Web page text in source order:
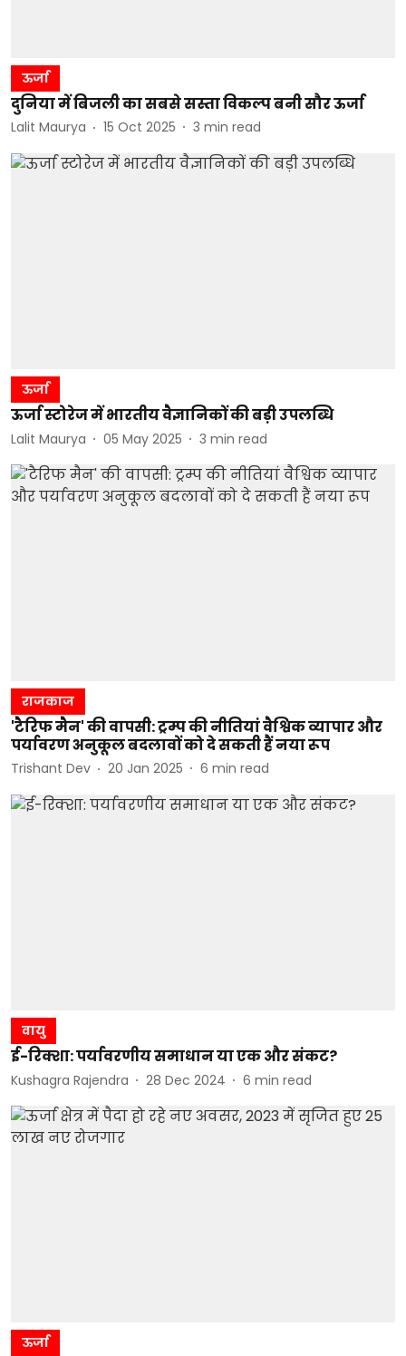
ऊर्जा
दुनिया में बिजली का सबसे सस्ता विकल्प बनी सौर ऊर्जा
Lalit Maurya 15 Oct 2025 3 min read
ऊर्जा
ऊर्जा स्टोरेज में भारतीय वैज्ञानिकों की बड़ी उपलब्धि
Lalit Maurya 05 May 2025 3 min read
राजकाज
'टैरिफ मैन' की वापसी: ट्रम्प की नीतियां वैश्विक व्यापार और
पर्यावरण अनुकूल बदलावों को दे सकती हैं नया रूप
Trishant Dev 20 Jan 2025 6 min read
वायु
ई-रिक्शा: पर्यावरणीय समाधान या एक और संकट?
Kushagra Rajendra 28 Dec 2024 6 min read
ऊर्जा